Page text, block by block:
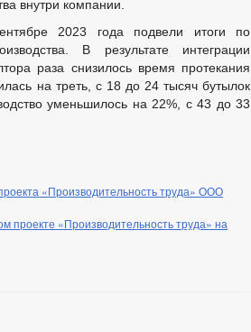
внутри компании.
2023 года подвели итоги по
В результате интеграции
раза снизилось время протекания
на треть, с 18 до 24 тысяч бутылок
уменьшилось на 22%, с 43 до 33
«Производительность труда» ООО
проекте «Производительность труда» на